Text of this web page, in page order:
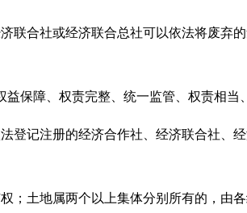
合社或经济联合总社可以依法将废弃
障、权责完整、统一监管、权责相当
记注册的经济合作社、经济联合社、
土地属两个以上集体分别所有的，由